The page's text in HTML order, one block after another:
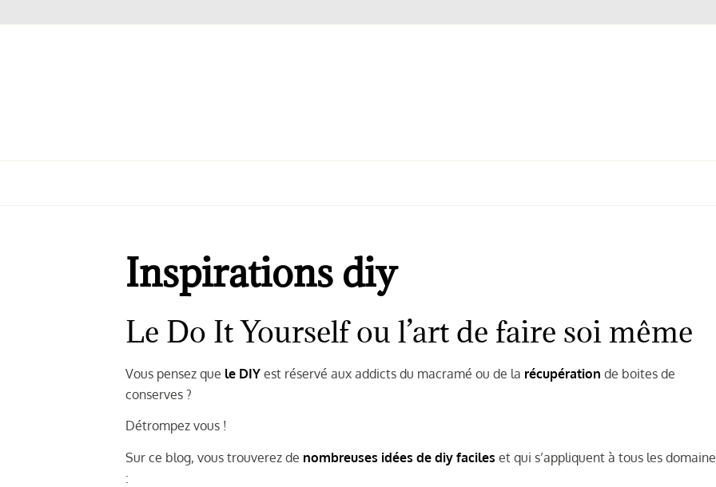
Inspirations diy
Le Do It Yourself ou l’art de faire soi même
Vous pensez que le DIY est réservé aux addicts du macramé ou de la récupération de boites de
conserves ?
Détrompez vous !
Sur ce blog, vous trouverez de nombreuses idées de diy faciles et qui s’appliquent à tous les
: